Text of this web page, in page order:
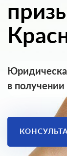
в получении